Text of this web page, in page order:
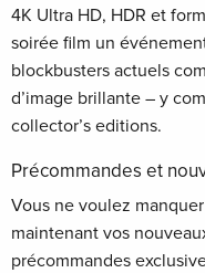
4K Ultra HD, HDR et
soirée film un
blockbusters actuels
d’image brillante – y
collector’s editions.
Précommandes et
Vous ne voulez
maintenant vos
précommandes